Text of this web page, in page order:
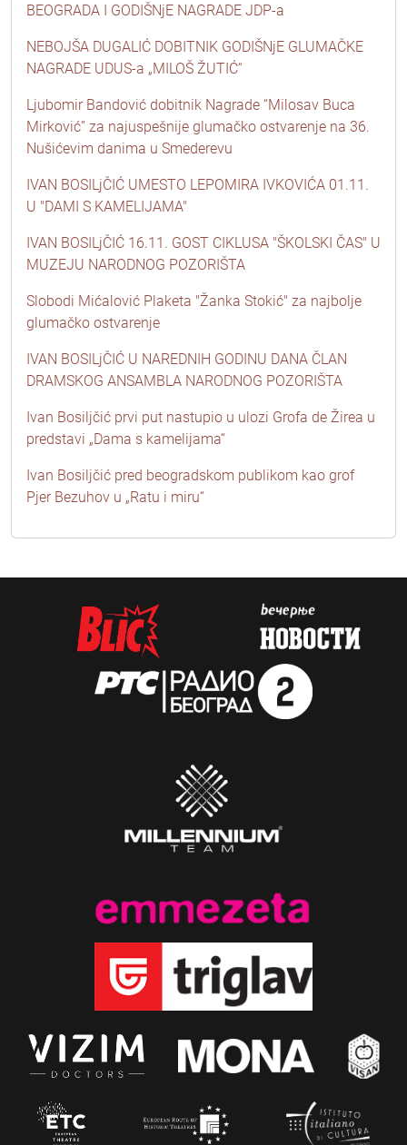
BEOGRADA I GODIŠNjE NAGRADE JDP-a
NEBOJŠA DUGALIĆ DOBITNIK GODIŠNjE GLUMAČKE
NAGRADE UDUS-a „MILOŠ ŽUTIĆ“
Ljubomir Bandović dobitnik Nagrade “Milosav Buca
Mirković” za najuspešnije glumačko ostvarenje na 36.
Nušićevim danima u Smederevu
IVAN BOSILjČIĆ UMESTO LEPOMIRA IVKOVIĆA 01.11.
U "DAMI S KAMELIJAMA"
IVAN BOSILjČIĆ 16.11. GOST CIKLUSA "ŠKOLSKI ČAS" U
MUZEJU NARODNOG POZORIŠTA
Slobodi Mićalović Plaketa "Žanka Stokić" za najbolje
glumačko ostvarenje
IVAN BOSILjČIĆ U NAREDNIH GODINU DANA ČLAN
DRAMSKOG ANSAMBLA NARODNOG POZORIŠTA
Ivan Bosiljčić prvi put nastupio u ulozi Grofa de Žirea u
predstavi „Dama s kamelijama“
Ivan Bosiljčić pred beogradskom publikom kao grof
Pjer Bezuhov u „Ratu i miru“